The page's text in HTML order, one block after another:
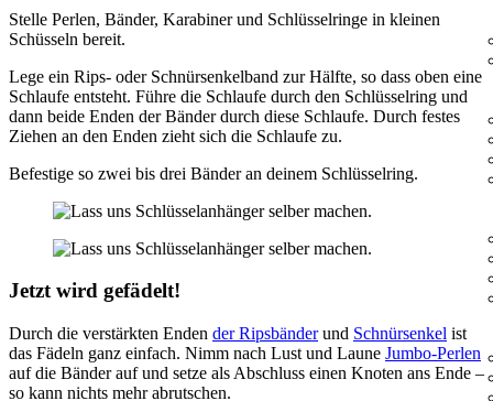
Stelle Perlen, Bänder, Karabiner und Schlüsselringe in kleinen
Schüsseln bereit.
Lege ein Rips- oder Schnürsenkelband zur Hälfte, so dass oben eine
Schlaufe entsteht. Führe die Schlaufe durch den Schlüsselring und
dann beide Enden der Bänder durch diese Schlaufe. Durch festes
Ziehen an den Enden zieht sich die Schlaufe zu.
Befestige so zwei bis drei Bänder an deinem Schlüsselring.
Jetzt wird gefädelt!
Durch die verstärkten Enden der Ripsbänderund Schnürsenkel ist
das Fädeln ganz einfach. Nimm nach Lust und Laune Jumbo-Perlen
auf die Bänder auf und setze als Abschluss einen Knoten ans Ende –
so kann nichts mehr abrutschen.